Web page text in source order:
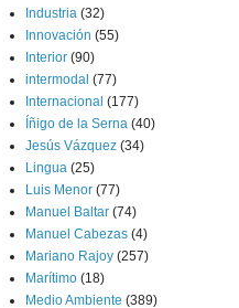
Industria (32)
Innovación (55)
Interior (90)
intermodal (77)
Internacional (177)
Íñigo de la Serna (40)
Jesús Vázquez (34)
Lingua (25)
Luis Menor (77)
Manuel Baltar (74)
Manuel Cabezas (4)
Mariano Rajoy (257)
Marítimo (18)
Medio Ambiente (389)